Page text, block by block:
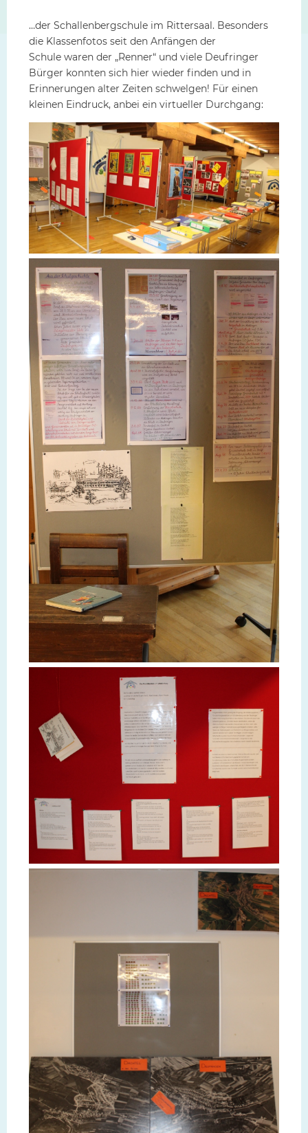
…der Schallenbergschule im Rittersaal. Besonders
die Klassenfotos seit den Anfängen der
Schule waren der „Renner“ und viele Deufringer
Bürger konnten sich hier wieder finden und in
Erinnerungen alter Zeiten schwelgen! Für einen
kleinen Eindruck, anbei ein virtueller Durchgang: